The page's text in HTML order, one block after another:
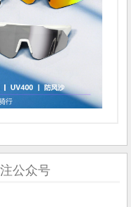
公众号